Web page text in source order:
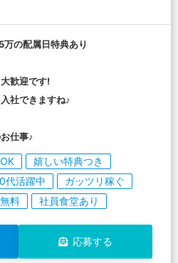
万の配属日特典あり
歓迎です!
社できますね♪
仕事♪
嬉しい特典つき
代活躍中
ガッツリ稼ぐ
料 社員食堂あり
応募する